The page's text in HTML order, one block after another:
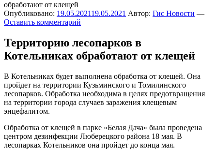
обработают от клещей
Опубликовано: 19.05.202119.05.2021 Автор: Гис Новости —
Оставить комментарий
Территорию лесопарков в
Котельниках обработают от клещей
В Котельниках будет выполнена обработка от клещей. Она
пройдет на территории Кузьминского и Томилинского
лесопарков. Обработка необходима в целях предотвращения
на территории города случаев заражения клещевым
энцефалитом.
Обработка от клещей в парке «Белая Дача» была проведена
центром дезинфекции Люберецкого района 18 мая. В
лесопарках Котельников она пройдет до конца мая.